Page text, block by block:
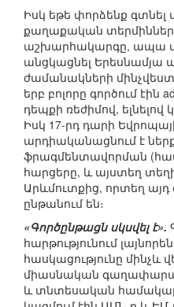
Իսկ եթե փորձենք
քաղաքական
աշխարհակարգը, ապա
անցկացնել
ժամանակների
երբ բոլորը գործում էին
դեպքի ռեժիմով,
Իսկ 17-րդ դարի
արդիականացնում է
ֆրագմենտավորման
հարցերը, և այստեղ
Արևմուտքից, որտեղ այդ
ընթանում են։
«Գործընթացն սկսվել է».
հարթությունում
հասկացությունը մինչև
միասնական
և տնտեսական